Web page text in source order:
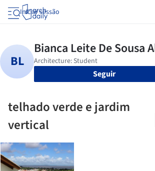
Iniciar sessão
Seguir
telhado verde e jardim
vertical